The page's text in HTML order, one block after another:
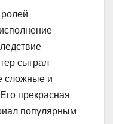
сыграл
сложные и
прекрасная
популярным